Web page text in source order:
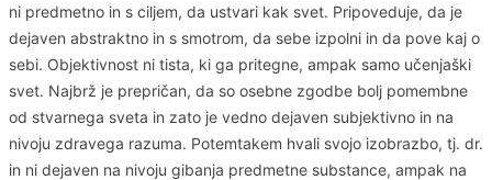
ni predmetno in s ciljem, da ustvari kak svet. Pripoveduje, da je
dejaven abstraktno in s smotrom, da sebe izpolni in da pove kaj o
sebi. Objektivnost ni tista, ki ga pritegne, ampak samo učenjaški
svet. Najbrž je prepričan, da so osebne zgodbe bolj pomembne
od stvarnega sveta in zato je vedno dejaven subjektivno in na
nivoju zdravega razuma. Potemtakem hvali svojo izobrazbo, tj. dr.
in ni dejaven na nivoju gibanja predmetne substance, ampak na